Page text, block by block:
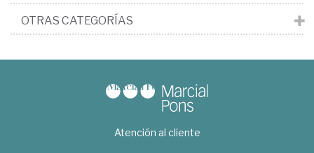
OTRAS CATEGORÍAS
Atención al cliente